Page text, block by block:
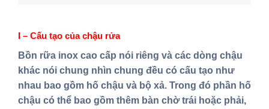
I – Cấu tạo của chậu rửa
Bồn rữa inox cao cấp nói riêng và các dòng chậu
khác nói chung nhìn chung đều có cấu tạo như
nhau bao gồm hố chậu và bộ xả. Trong đó phần hố
chậu có thể bao gồm thêm bàn chờ trái hoặc phải,